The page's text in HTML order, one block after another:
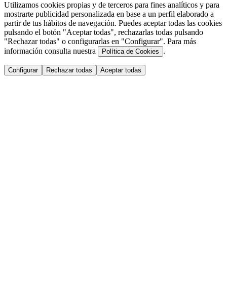
Utilizamos cookies propias y de terceros para fines analíticos y para
mostrarte publicidad personalizada en base a un perfil elaborado a
partir de tus hábitos de navegación. Puedes aceptar todas las cookies
pulsando el botón "Aceptar todas", rechazarlas todas pulsando
"Rechazar todas" o configurarlas en "Configurar". Para más
información consulta nuestra
Política de Cookies .
Configurar Rechazar todas Aceptar todas